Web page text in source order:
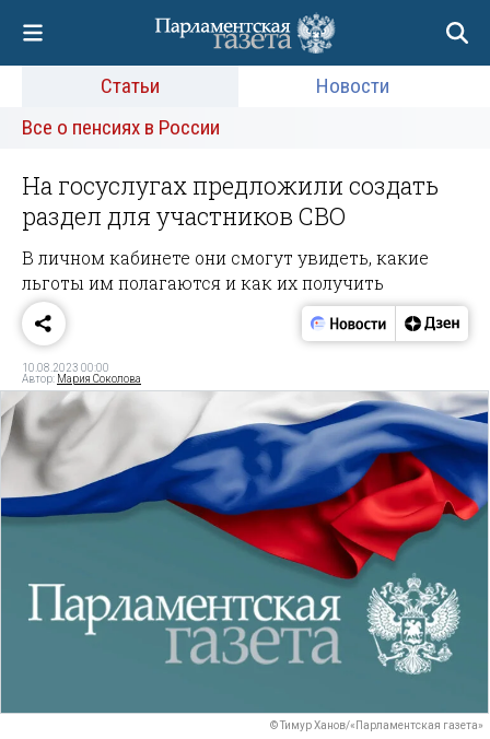
Статьи
Новости
Все о пенсиях в России
На госуслугах предложили создать
раздел для участников СВО
В личном кабинете они смогут увидеть, какие
льготы им полагаются и как их получить
10.08.2023 00:00
Автор: Мария Соколова
© Тимур Ханов/«Парламентская газета»